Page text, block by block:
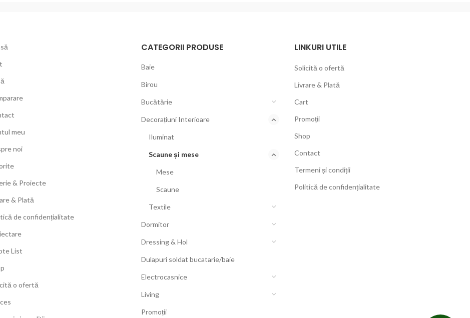
meu
noi
& Proiecte
& Plată
de confidențialitate
List
o ofertă
CATEGORII PRODUSE
Baie
Birou
Bucătărie
Decorațiuni Interioare
Iluminat
Scaune și mese
Mese
Scaune
Textile
Dormitor
Dressing & Hol
Dulapuri soldat bucatarie/baie
Electrocasnice
Living
Promoții
LINKURI UTILE
Solicită o ofertă
Livrare & Plată
Cart
Promoții
Shop
Contact
Termeni și condiții
Politică de confidențialitate